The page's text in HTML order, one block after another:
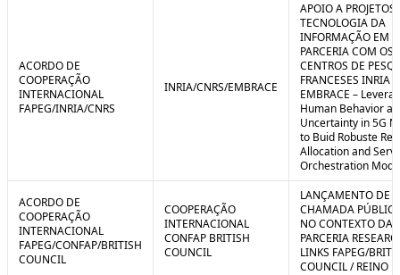
ACORDO DE
COOPERAÇÃO
INTERNACIONAL
FAPEG/INRIA/CNRS
INRIA/CNRS/EMBRACE
APOIO A PROJETOS
TECNOLOGIA DA
INFORMAÇÃO EM
PARCERIA COM OS
CENTROS DE
FRANCESES INRIA
EMBRACE –
Human Behavior
Uncertainty in 5G
to Buid Robuste
Allocation and
Orchestration
ACORDO DE
COOPERAÇÃO
INTERNACIONAL
FAPEG/CONFAP/BRITISH
COUNCIL
COOPERAÇÃO
INTERNACIONAL
CONFAP BRITISH
COUNCIL
LANÇAMENTO DE
CHAMADA
NO CONTEXTO DA
PARCERIA
LINKS FAPEG/
COUNCIL / REINO